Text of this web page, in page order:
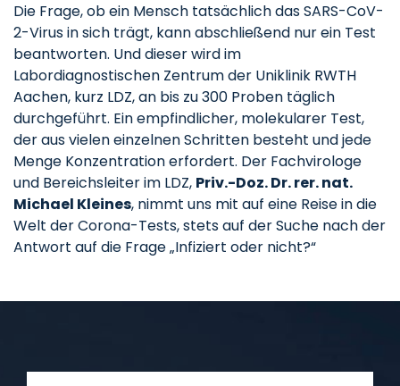
Die Frage, ob ein Mensch tatsächlich das SARS-CoV-
2-Virus in sich trägt, kann abschließend nur ein Test
beantworten. Und dieser wird im
Labordiagnostischen Zentrum der Uniklinik RWTH
Aachen, kurz LDZ, an bis zu 300 Proben täglich
durchgeführt. Ein empfindlicher, molekularer Test,
der aus vielen einzelnen Schritten besteht und jede
Menge Konzentration erfordert. Der Fachvirologe
und Bereichsleiter im LDZ, Priv.-Doz. Dr. rer. nat.
Michael Kleines, nimmt uns mit auf eine Reise in die
Welt der Corona-Tests, stets auf der Suche nach der
Antwort auf die Frage „Infiziert oder nicht?“